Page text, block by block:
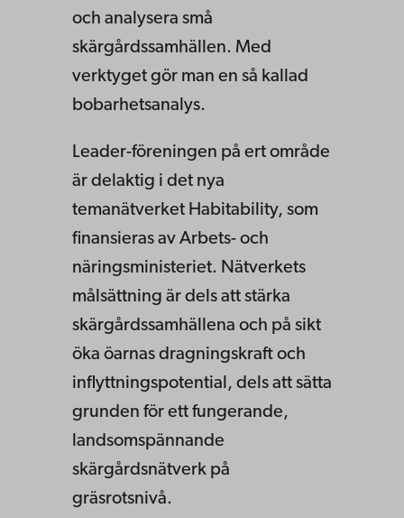
och analysera små
skärgårdssamhällen. Med
verktyget gör man en så kallad
bobarhetsanalys.
Leader-föreningen på ert område
är delaktig i det nya
temanätverket Habitability, som
finansieras av Arbets- och
näringsministeriet. Nätverkets
målsättning är dels att stärka
skärgårdssamhällena och på sikt
öka öarnas dragningskraft och
inflyttningspotential, dels att sätta
grunden för ett fungerande,
landsomspännande
skärgårdsnätverk på
gräsrotsnivå.